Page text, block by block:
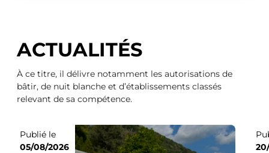
ACTUALITÉS
À ce titre, il délivre notamment les autorisations de
bâtir, de nuit blanche et d’établissements classés
relevant de sa compétence.
Publié le
05/08/2026